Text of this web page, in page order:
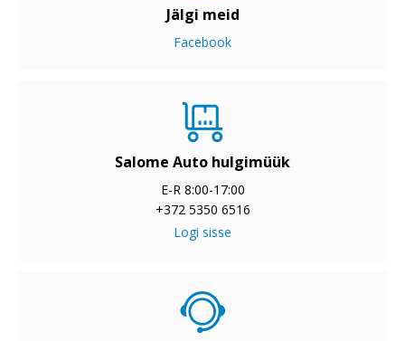
Jälgi meid
Facebook
Salome Auto hulgimüük
E-R 8:00-17:00
+372 5350 6516
Logi sisse